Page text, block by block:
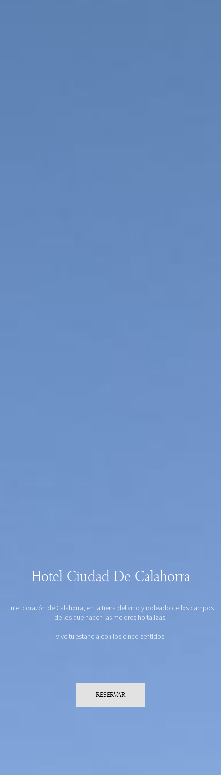
Hotel Ciudad De Calahorra
En el corazón de Calahorra, en la tierra del vino y rodeado de los campos
de los que nacen las mejores hortalizas.
Vive tu estancia con los cinco sentidos.
RESERVAR